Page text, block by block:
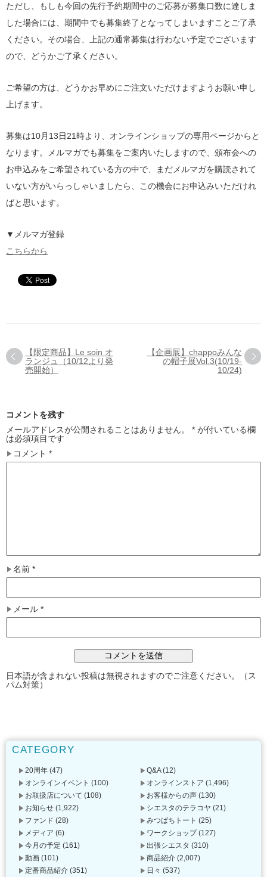
ただし、もしも今回の先行予約期間中のご応募が募集口数に達しま
した場合には、期間中でも募集終了となってしまいますことご了承
ください。その場合、上記の通常募集は行わない予定でございます
ので、どうかご了承ください。
ご希望の方は、どうかお早めにご注文いただけますようお願い申し
上げます。
募集は10月13日21時より、オンラインショップの専用ページからと
なります。メルマガでも募集をご案内いたしますので、頒布会への
お申込みをご希望されている方の中で、まだメルマガを購読されて
いない方がいらっしゃいましたら、この機会にお申込みいただけれ
ばと思います。
▼メルマガ登録
こちらから
【限定商品】Le soin オ
ランジュ（10/12より発
売開始）
【企画展】chappoみんな
の帽子展Vol.3(10/19-
10/24)
コメントを残す
メールアドレスが公開されることはありません。
* が付いている欄
は必須項目です
コメント *
名前 *
メール *
日本語が含まれない投稿は無視されますのでご注意ください。（ス
パム対策）
CATEGORY
20周年 (47) Q&A(12)
オンラインイベント (100) オンラインストア (1,496)
お取扱店について (108) お客様からの声 (130)
お知らせ (1,922) シエスタのテラコヤ (21)
ファンド (28) みつばちトート (25)
メディア (6) ワークショップ(127)
今月の予定 (161) 出張シエスタ (310)
動画 (101) 商品紹介 (2,007)
定番商品紹介 (351) 日々 (537)